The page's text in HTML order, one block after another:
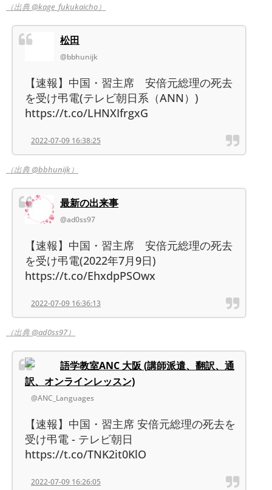
（出典 @kage_fukukaicho）
松田
@bbhunijk
【速報】中国・習主席 安倍元総理の死去
を受け弔電(テレビ朝日系（ANN）)
https://t.co/LHNXIfrgxG
2022-07-09 16:38:25
（出典 @bbhunijk）
最新の出来事
@ad0ss97
【速報】中国・習主席 安倍元総理の死去
を受け弔電(2022年7月9日)
https://t.co/EhxdpPSOwx
2022-07-09 16:36:13
（出典 @ad0ss97）
語学教室ANC 大阪 (講師派遣、翻訳、通
訳、オンラインレッスン)
@ANC_Languages
【速報】中国・習主席 安倍元総理の死去を
受け弔電 - テレビ朝日
https://t.co/TNK2it0KlO
2022-07-09 16:26:05